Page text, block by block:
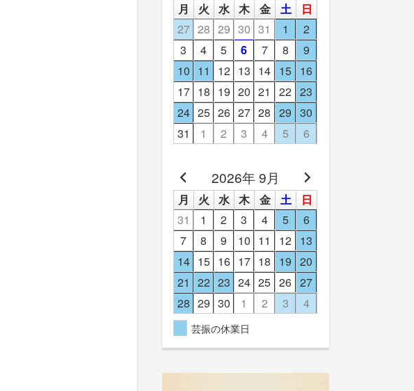
月 火 水 木 金 土
日
27 28 29 30 31 1
2
3
4 5 6 7 8
9
10 11 12 13 14 15 16
17 18 19 20 21 22 23
24 25 26 27 28 29 30
31
1 2 3 4 5 6
2026年 9月
月 火 水 木 金 土
日
31
1 2 3 4 5
6
7
8 9 10 11 12 13
14 15 16 17 18 19 20
21
22 23 24 25 26 27
28 29 30 1 2 3 4
芸振の休業日